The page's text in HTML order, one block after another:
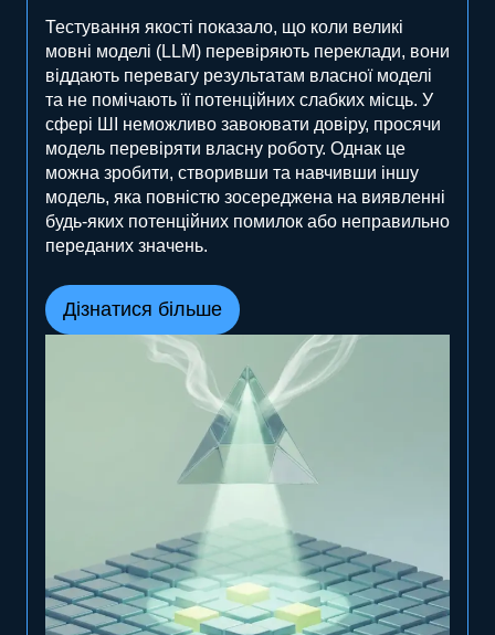
Тестування якості показало, що коли великі
мовні моделі (LLM) перевіряють переклади, вони
віддають перевагу результатам власної моделі
та не помічають її потенційних слабких місць. У
сфері ШІ неможливо завоювати довіру, просячи
модель перевіряти власну роботу. Однак це
можна зробити, створивши та навчивши іншу
модель, яка повністю зосереджена на виявленні
будь-яких потенційних помилок або неправильно
переданих значень.
Дізнатися більше